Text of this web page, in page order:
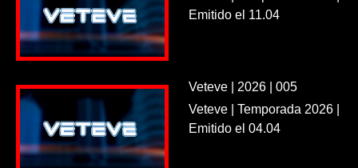
Emitido el 11.04
Veteve | 2026 | 005
Veteve | Temporada 2026 |
Emitido el 04.04